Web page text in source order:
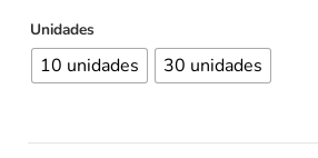
Unidades
10 unidades 30 unidades